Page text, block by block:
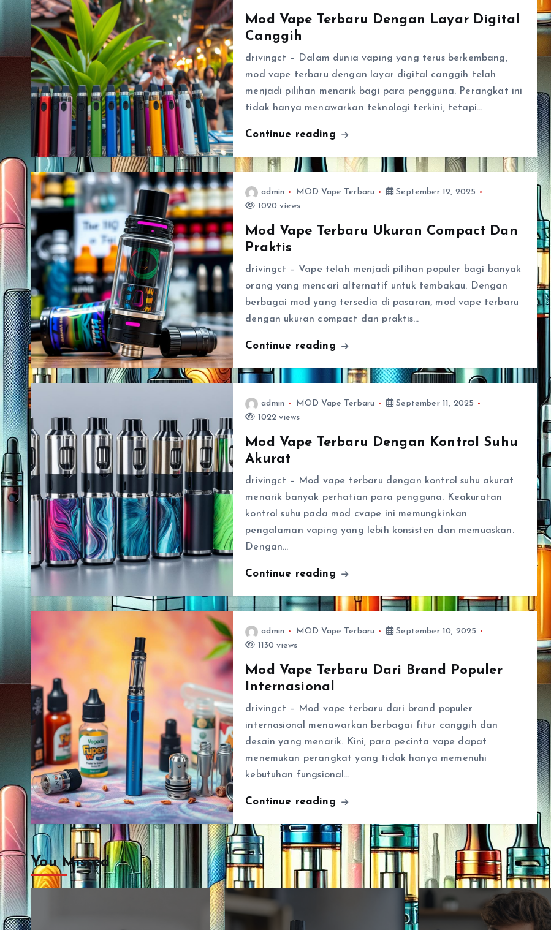
Mod Vape Terbaru Dengan Layar Digital
Canggih
drivingct – Dalam dunia vaping yang terus berkembang,
mod vape terbaru dengan layar digital canggih telah
menjadi pilihan menarik bagi para pengguna. Perangkat ini
tidak hanya menawarkan teknologi terkini, tetapi…
Continue reading
admin MOD Vape Terbaru
September 12, 2025
1020 views
Mod Vape Terbaru Ukuran Compact Dan
Praktis
drivingct – Vape telah menjadi pilihan populer bagi banyak
orang yang mencari alternatif untuk tembakau. Dengan
berbagai mod yang tersedia di pasaran, mod vape terbaru
dengan ukuran compact dan praktis…
Continue reading
admin MOD Vape Terbaru
September 11, 2025
1022 views
Mod Vape Terbaru Dengan Kontrol Suhu
Akurat
drivingct – Mod vape terbaru dengan kontrol suhu akurat
menarik banyak perhatian para pengguna. Keakuratan
kontrol suhu pada mod cvape ini memungkinkan
pengalaman vaping yang lebih konsisten dan memuaskan.
Dengan…
Continue reading
admin MOD Vape Terbaru
September 10, 2025
1130 views
Mod Vape Terbaru Dari Brand Populer
Internasional
drivingct – Mod vape terbaru dari brand populer
internasional menawarkan berbagai fitur canggih dan
desain yang menarik. Kini, para pecinta vape dapat
menemukan perangkat yang tidak hanya memenuhi
kebutuhan fungsional…
Continue reading
You Missed